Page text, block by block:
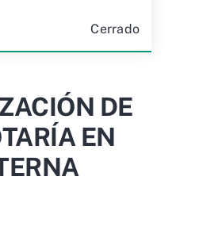
Cerrado
DE
EN